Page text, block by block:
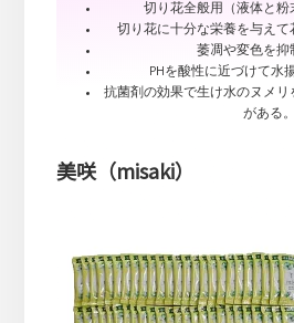
切り花全般用（液体と粉
切り花に十分な栄養を与えて
萎凋や変色を抑
PHを酸性に近づけて水
抗菌剤の効果で生け水のヌメ
がある。
美咲（misaki）